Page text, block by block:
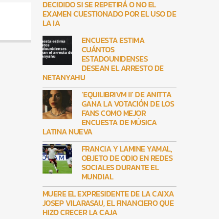
DECIDIDO SI SE REPETIRÁ O NO EL
EXAMEN CUESTIONADO POR EL USO DE
LA IA
ENCUESTA ESTIMA
CUÁNTOS
ESTADOUNIDENSES
DESEAN EL ARRESTO DE
NETANYAHU
‘EQUILIBRIVM II’ DE ANITTA
GANA LA VOTACIÓN DE LOS
FANS COMO MEJOR
ENCUESTA DE MÚSICA
LATINA NUEVA
FRANCIA Y LAMINE YAMAL,
OBJETO DE ODIO EN REDES
SOCIALES DURANTE EL
MUNDIAL
MUERE EL EXPRESIDENTE DE LA CAIXA
JOSEP VILARASAU, EL FINANCIERO QUE
HIZO CRECER LA CAJA